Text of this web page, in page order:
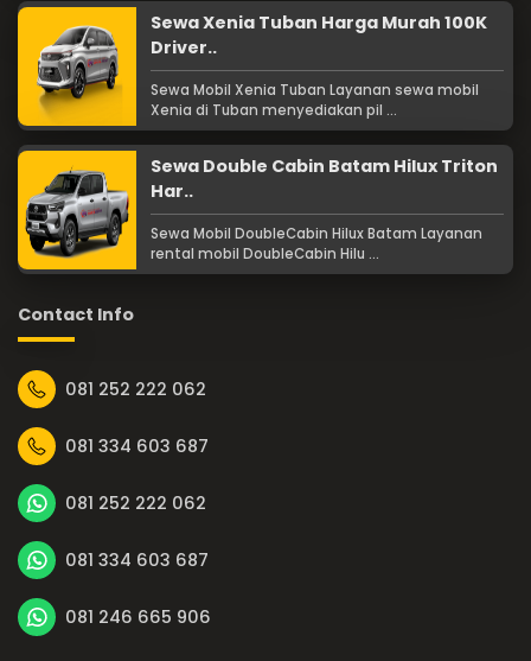
Sewa Xenia Tuban Harga Murah 100K
Driver..
Sewa Mobil Xenia Tuban Layanan sewa mobil
Xenia di Tuban menyediakan pil ...
Sewa Double Cabin Batam Hilux Triton
Har..
Sewa Mobil DoubleCabin Hilux Batam Layanan
rental mobil DoubleCabin Hilu ...
Contact Info
081 252 222 062
081 334 603 687
081 252 222 062
081 334 603 687
081 246 665 906